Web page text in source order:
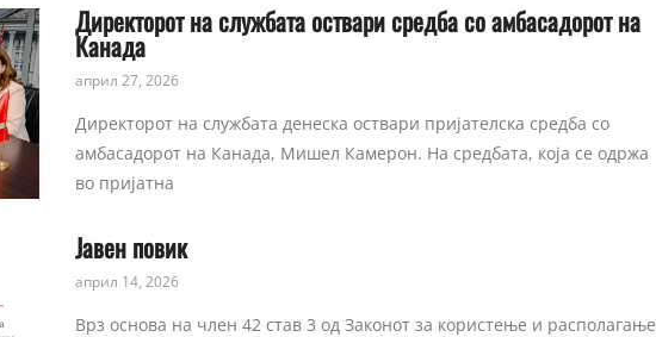
Директорот на службата оствари средба со амбасадорот на
Канада
април 27, 2026
Директорот на службата денеска оствари пријателска средба со
амбасадорот на Канада, Мишел Камерон. На средбата, која се одржа
во пријатна
Јавен повик
април 14, 2026
Врз основа на член 42 став 3 од Законот за користење и располагање